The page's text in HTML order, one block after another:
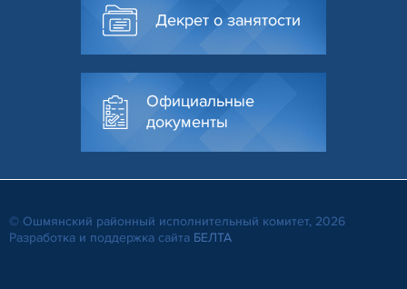
Декрет о занятости
Официальные
документы
© Ошмянский районный исполнительный комитет, 2026
Разработка и поддержка сайта БЕЛТА